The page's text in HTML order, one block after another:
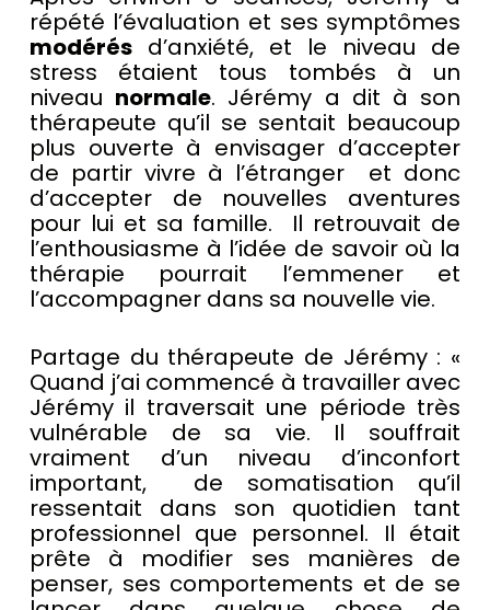
répété l’évaluation et ses symptômes
modérésd’anxiété, et le niveau de
stress étaient tous tombés à un
niveau normale. Jérémy a dit à son
thérapeute qu’il se sentait beaucoup
plus ouverte à envisager d’accepter
de partir vivre à l’étranger et donc
d’accepter de nouvelles aventures
pour lui et sa famille. Il retrouvait de
l’enthousiasme à l’idée de savoir où la
thérapie pourrait l’emmener et
l’accompagner dans sa nouvelle vie.
Partage du thérapeute de Jérémy : «
Quand j’ai commencé à travailler avec
Jérémy il traversait une période très
vulnérable de sa vie. Il souffrait
vraiment d’un niveau d’inconfort
important, de somatisation qu’il
ressentait dans son quotidien tant
professionnel que personnel. Il était
prête à modifier ses manières de
penser, ses comportements et de se